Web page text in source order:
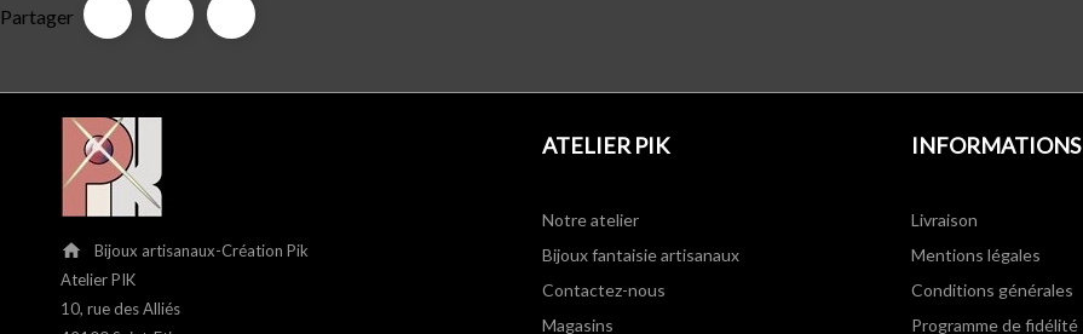
Partager
home
Bijoux artisanaux-Création Pik
Atelier PIK
10, rue des Alliés
ATELIER PIK
Notre atelier
Bijoux fantaisie artisanaux
Contactez-nous
Magasins
INFORMATIONS
Livraison
Mentions légales
Conditions générales
Programme de fidélité